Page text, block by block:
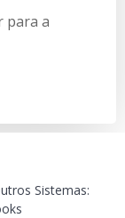
para a
Sistemas: